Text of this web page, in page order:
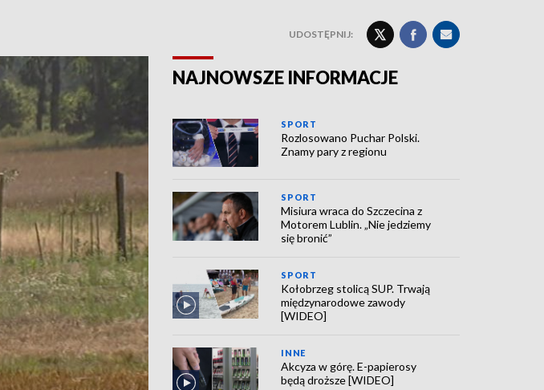
UDOSTĘPNIJ:
NAJNOWSZE INFORMACJE
SPORT
Rozlosowano Puchar Polski.
Znamy pary z regionu
SPORT
Misiura wraca do Szczecina z
Motorem Lublin. „Nie jedziemy
się bronić”
SPORT
Kołobrzeg stolicą SUP. Trwają
międzynarodowe zawody
[WIDEO]
INNE
Akcyza w górę. E-papierosy
będą droższe [WIDEO]